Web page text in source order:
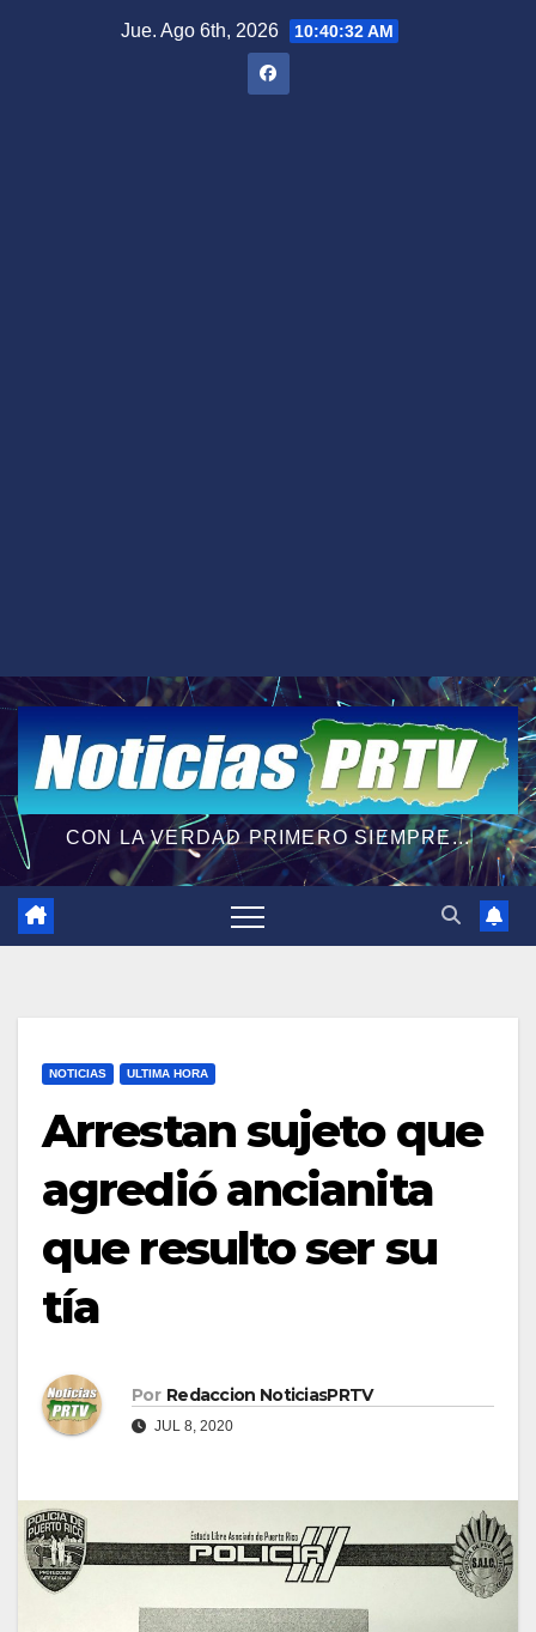
Jue. Ago 6th, 2026 10:40:33 AM
CON LA VERDAD PRIMERO SIEMPRE...
NOTICIAS ULTIMA HORA
Arrestan sujeto que
agredió ancianita
que resulto ser su
tía
Por Redaccion NoticiasPRTV
JUL 8, 2020